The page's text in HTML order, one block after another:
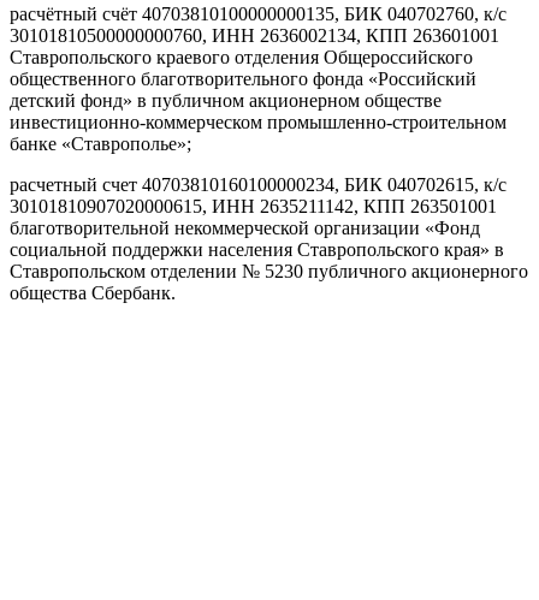
расчётный счёт 40703810100000000135, БИК 040702760, к/с
30101810500000000760, ИНН 2636002134, КПП 263601001
Ставропольского краевого отделения Общероссийского
общественного благотворительного фонда «Российский
детский фонд» в публичном акционерном обществе
инвестиционно-коммерческом промышленно-строительном
банке «Ставрополье»;
расчетный счет 40703810160100000234, БИК 040702615, к/с
30101810907020000615, ИНН 2635211142, КПП 263501001
благотворительной некоммерческой организации «Фонд
социальной поддержки населения Ставропольского края» в
Ставропольском отделении № 5230 публичного акционерного
общества Сбербанк.